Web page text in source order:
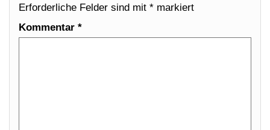
Erforderliche Felder sind mit * markiert
Kommentar *